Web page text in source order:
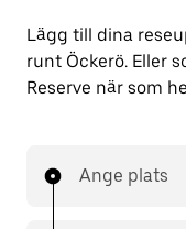
Lägg till dina
runt Öckerö. Eller
Reserve när som
Ange plats